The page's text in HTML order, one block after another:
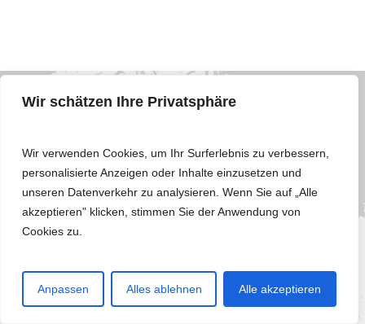
Wir schätzen Ihre Privatsphäre
Wir verwenden Cookies, um Ihr Surferlebnis zu verbessern,
personalisierte Anzeigen oder Inhalte einzusetzen und
unseren Datenverkehr zu analysieren. Wenn Sie auf „Alle
akzeptieren" klicken, stimmen Sie der Anwendung von
Cookies zu.
Anpassen Alles ablehnen Alle akzeptieren
+